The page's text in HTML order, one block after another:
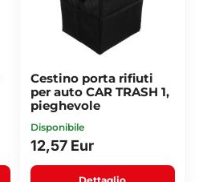
Cestino porta rifiuti
per auto CAR TRASH 1,
pieghevole
Disponibile
12,57 Eur